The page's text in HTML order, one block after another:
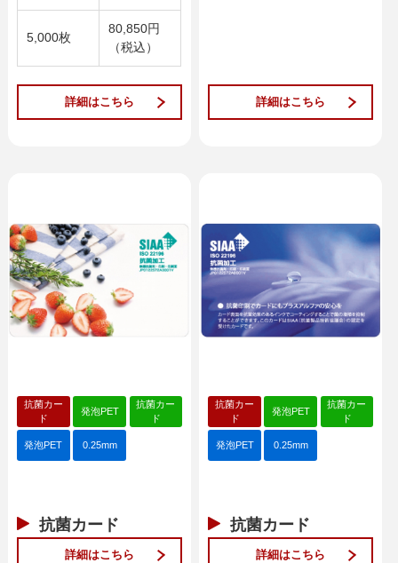
5,000枚
80,850円
（税込）
詳細はこちら 詳細はこちら
抗菌カー
ド
発泡PET
抗菌カー
ド
発泡PET 0.25mm
抗菌カード
詳細はこちら
抗菌カー
ド
発泡PET
抗菌カー
ド
発泡PET 0.25mm
抗菌カード
詳細はこちら